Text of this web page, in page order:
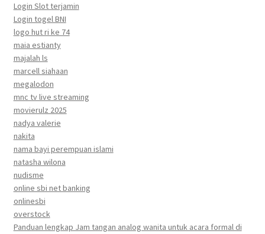
Login Slot terjamin
Login togel BNI
logo hut ri ke 74
maia estianty
majalah ls
marcell siahaan
megalodon
mnc tv live streaming
movierulz 2025
nadya valerie
nakita
nama bayi perempuan islami
natasha wilona
nudisme
online sbi net banking
onlinesbi
overstock
Panduan lengkap Jam tangan analog wanita untuk acara formal di